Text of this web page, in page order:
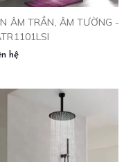
ÂM TRẦN, ÂM TƯỜNG -
hệ